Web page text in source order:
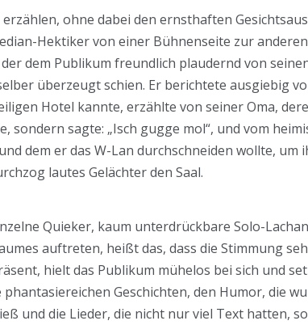
ohne dabei den ernsthaften
Hektiker von einer Bühnenseite zur
dem Publikum freundlich plaudernd von
überzeugt schien. Er berichtete ausgiebig
Hotel kannte, erzählte von seiner Oma,
sondern sagte: „Isch gugge mol“, und vom
dem er das W-Lan durchschneiden wollte, um
lautes Gelächter den Saal.
Quieker, kaum unterdrückbare Solo-
auftreten, heißt das, dass die Stimmung
hielt das Publikum mühelos bei sich und
Geschichten, den Humor, die
und die Lieder, die nicht nur viel Text hatten,